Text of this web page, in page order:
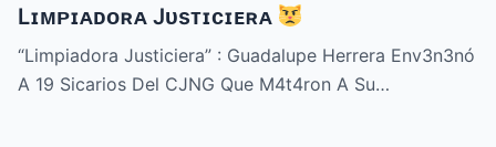
Lɪᴍᴘɪᴀᴅᴏʀᴀ Jᴜsᴛɪᴄɪᴇʀᴀ
“Limpiadora Justiciera” : Guadalupe Herrera Env3n3nó
A 19 Sicarios Del CJNG Que M4t4ron A Su…